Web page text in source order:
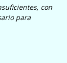
con
para